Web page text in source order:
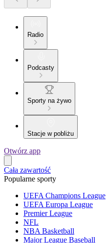
Radio
Podcasty
Sporty na żywo
Stacje w pobliżu
Otwórz app
Cała zawartość
Popularne sporty
UEFA Champions League
UEFA Europa League
Premier League
NFL
NBA Basketball
Major League Baseball